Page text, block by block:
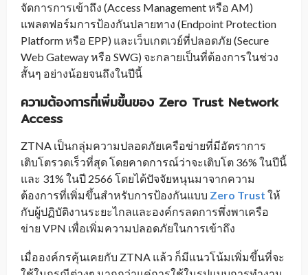
จัดการการเข้าถึง (Access Management หรือ AM)
แพลตฟอร์มการป้องกันปลายทาง (Endpoint Protection
Platform หรือ EPP) และเว็บเกตเวย์ที่ปลอดภัย (Secure
Web Gateway หรือ SWG) จะกลายเป็นที่ต้องการในช่วง
สั้นๆ อย่างน้อยจนถึงในปีนี้
ความต้องการที่เพิ่มขึ้นของ Zero Trust Network
Access
ZTNA เป็นกลุ่มความปลอดภัยเครือข่ายที่มีอัตราการ
เติบโตรวดเร็วที่สุด โดยคาดการณ์ว่าจะเติบโต 36% ในปีนี้
และ 31% ในปี 2566 โดยได้ปัจจัยหนุนมาจากความ
ต้องการที่เพิ่มขึ้นสำหรับการป้องกันแบบ Zero Trust ให้
กับผู้ปฏิบัติงานระยะไกลและองค์กรลดการพึ่งพาเครือ
ข่าย VPN เพื่อเพิ่มความปลอดภัยในการเข้าถึง
เมื่อองค์กรคุ้นเคยกับ ZTNA แล้ว ก็มีแนวโน้มเพิ่มขึ้นที่จะ